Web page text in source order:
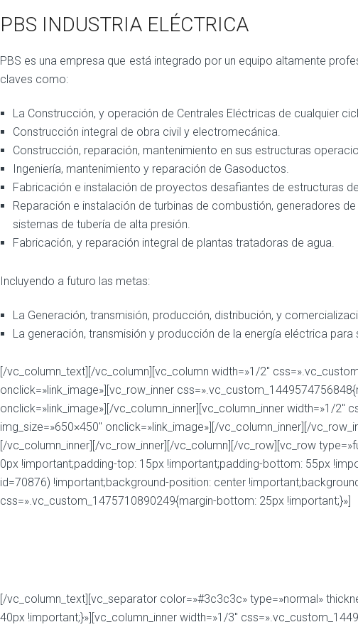
PBS INDUSTRIA ELÉCTRICA
PBS es una empresa que está integrado por un equipo altamente
claves como:
La Construcción, y operación de Centrales Eléctricas de cualquier
Construcción integral de obra civil y electromecánica.
Construcción, reparación, mantenimiento en sus estructuras
Ingeniería, mantenimiento y reparación de Gasoductos.
Fabricación e instalación de proyectos desafiantes de estructuras
Reparación e instalación de turbinas de combustión, generadores
sistemas de tubería de alta presión.
Fabricación, y reparación integral de plantas tratadoras de agua.
Incluyendo a futuro las metas:
La Generación, transmisión, producción, distribución, y
La generación, transmisión y producción de la energía eléctrica para
[/vc_column_text][/vc_column][vc_column width=»1/2″
onclick=»link_image»][vc_row_inner
onclick=»link_image»][/vc_column_inner][vc_column_inner width=»1/
img_size=»650×450″ onclick=»link_image»][/vc_column_inner][/
[/vc_column_inner][/vc_row_inner][/vc_column][/vc_row][vc_row
0px !important;padding-top: 15px !important;padding-bottom: 55px
id=70876) !important;background-position: center
css=».vc_custom_1475710890249{margin-bottom: 25px !important;}»]
[/vc_column_text][vc_separator color=»#3c3c3c» type=»normal»
40px !important;}»][vc_column_inner width=»1/3″